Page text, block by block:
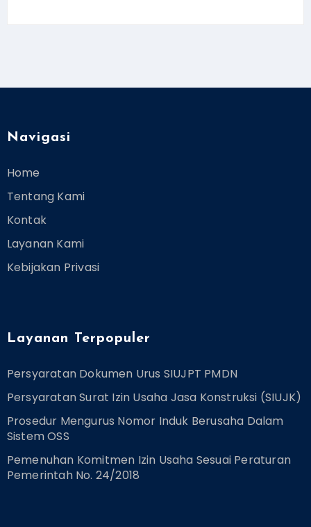
Navigasi
Home
Tentang Kami
Kontak
Layanan Kami
Kebijakan Privasi
Layanan Terpopuler
Persyaratan Dokumen Urus SIUJPT PMDN
Persyaratan Surat Izin Usaha Jasa Konstruksi (SIUJK)
Prosedur Mengurus Nomor Induk Berusaha Dalam
Sistem OSS
Pemenuhan Komitmen Izin Usaha Sesuai Peraturan
Pemerintah No. 24/2018